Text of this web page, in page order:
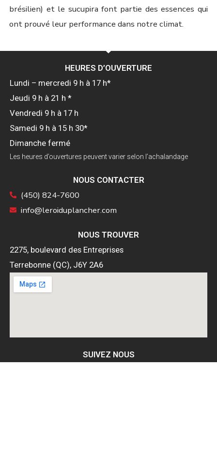
brésilien) et le sucupira font partie des essences qui
ont prouvé leur performance dans notre climat.
HEURES D’OUVERTURE
Lundi – mercredi 9 h à 17 h*
Jeudi 9 h à 21 h *
Vendredi 9 h à 17 h
Samedi 9 h à 15 h 30*
Dimanche fermé
Les heures d’ouvertures peuvent varier selon l’achalandage
NOUS CONTACTER
(450) 824-7600
info@leroiduplancher.com
NOUS TROUVER
2275, boulevard des Entreprises
Terrebonne (QC), J6Y 2A6
SUIVEZ NOUS